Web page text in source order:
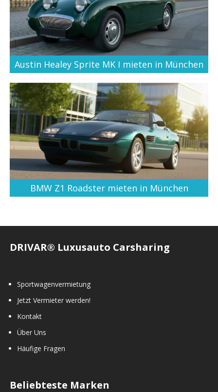
Austin Healey Sprite MK I mieten in München
BMW Z1 Roadster mieten in München
DRIVAR® Luxusauto Carsharing
Sportwagenvermietung
Jetzt Vermieter werden!
Kontakt
Über Uns
Häufige Fragen
Beliebteste Marken